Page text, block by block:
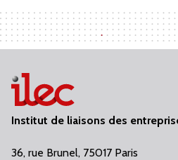
Institut de liaisons des
36, rue Brunel, 75017 Paris